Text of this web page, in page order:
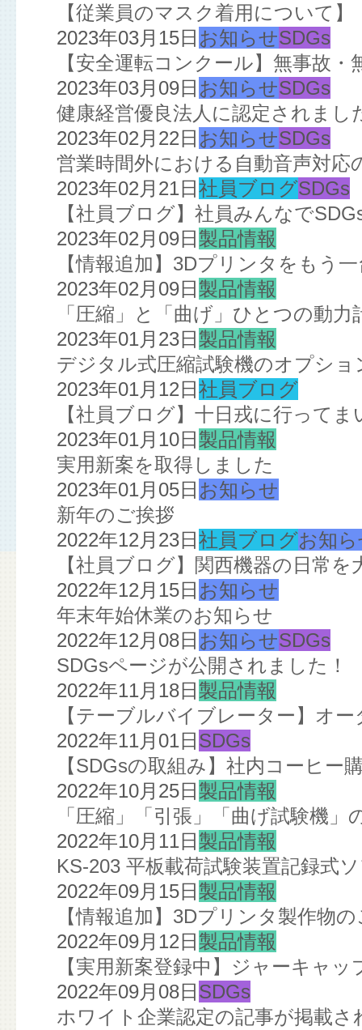
【従業員のマスク着用について】
2023年03月15日 お知らせSDGs
【安全運転コンクール】無事故・
2023年03月09日 お知らせSDGs
健康経営優良法人に認定されまし
2023年02月22日 お知らせSDGs
営業時間外における自動音声対応
2023年02月21日 社員ブログSDGs
【社員ブログ】社員みんなで
2023年02月09日 製品情報
【情報追加】3Dプリンタをもう
2023年02月09日 製品情報
「圧縮」と「曲げ」ひとつの動
2023年01月23日 製品情報
デジタル式圧縮試験機のオプショ
2023年01月12日 社員ブログ
【社員ブログ】十日戎に行って
2023年01月10日 製品情報
実用新案を取得しました
2023年01月05日 お知らせ
新年のご挨拶
2022年12月23日 社員ブログお知
【社員ブログ】関西機器の日常を
2022年12月15日 お知らせ
年末年始休業のお知らせ
2022年12月08日 お知らせSDGs
SDGsページが公開されました！
2022年11月18日 製品情報
【テーブルバイブレーター】オ
2022年11月01日 SDGs
【SDGsの取組み】社内コーヒー
2022年10月25日 製品情報
「圧縮」「引張」「曲げ試験機
2022年10月11日 製品情報
KS-203 平板載荷試験装置記録式
2022年09月15日 製品情報
【情報追加】3Dプリンタ製作物
2022年09月12日 製品情報
【実用新案登録中】ジャーキャッ
2022年09月08日 SDGs
ホワイト企業認定の記事が掲載さ